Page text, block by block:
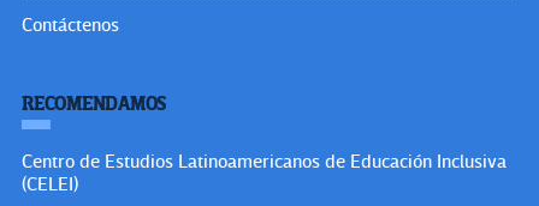
Contáctenos
RECOMENDAMOS
Centro de Estudios Latinoamericanos de Educación Inclusiva
(CELEI)